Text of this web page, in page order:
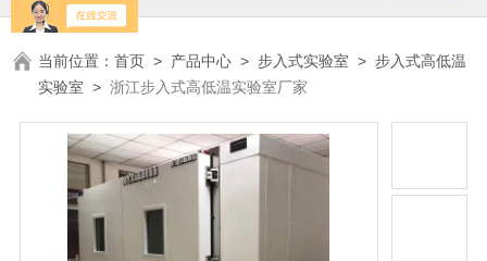
当前位置：首页 > 产品中心 >步入式实验室 >步入式高低温
实验室 >浙江步入式高低温实验室厂家